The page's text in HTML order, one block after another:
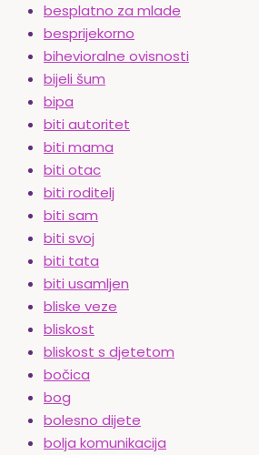
besplatno za mlade
besprijekorno
bihevioralne ovisnosti
bijeli šum
bipa
biti autoritet
biti mama
biti otac
biti roditelj
biti sam
biti svoj
biti tata
biti usamljen
bliske veze
bliskost
bliskost s djetetom
bočica
bog
bolesno dijete
bolja komunikacija